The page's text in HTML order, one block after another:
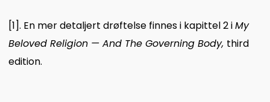
[1]. En mer detaljert drøftelse finnes i kapittel 2 iMy
Beloved Religion — And The Governing Body, third
edition.